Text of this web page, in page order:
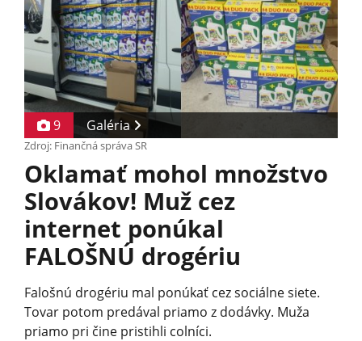
9 Galéria
Zdroj: Finančná správa SR
Oklamať mohol množstvo
Slovákov! Muž cez
internet ponúkal
FALOŠNÚ drogériu
Falošnú drogériu mal ponúkať cez sociálne siete.
Tovar potom predával priamo z dodávky. Muža
priamo pri čine pristihli colníci.